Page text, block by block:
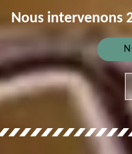
Nous intervenons